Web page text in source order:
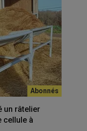
alors autant
Les
un râtelier
cellule à